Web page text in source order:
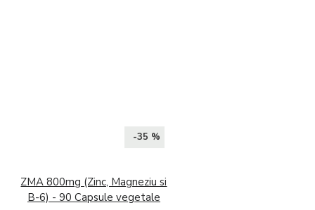
-35 %
ZMA 800mg (Zinc, Magneziu si
B-6) - 90 Capsule vegetale